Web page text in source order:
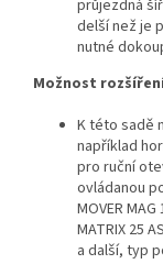
průjezdná
delší než je
nutné
Možnost
K této sadě
například
pro ruční
ovládanou
MOVER
MATRIX 25
a další, typ